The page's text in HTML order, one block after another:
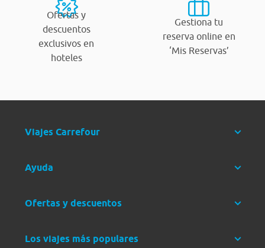
Ofertas y
descuentos
exclusivos en
hoteles
Gestiona tu
reserva online en
‘Mis Reservas’
Viajes Carrefour
Ayuda
Ofertas y descuentos
Los viajes más populares